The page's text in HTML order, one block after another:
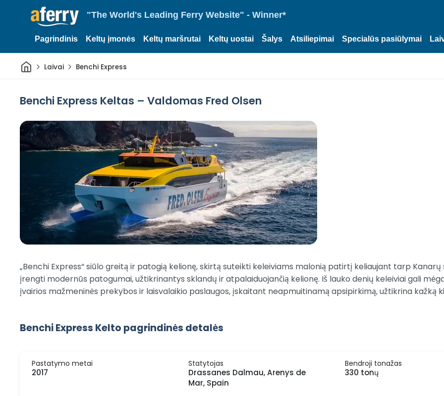
"The World's Leading Ferry Website" - Winner*
Pagrindinis Keltų įmonės Keltų maršrutai Keltų uostai Šalys Atsiliepimai Specialūs pasiūlymai
Pradžia
Laivai Benchi Express
Benchi Express Keltas – Valdomas Fred Olsen
„Benchi Express“ siūlo greitą ir patogią kelionę, skirtą suteikti keleiviams malonią patirtį keliaujant tarp
įrengti modernūs patogumai, užtikrinantys sklandų ir atpalaiduojančią kelionę. Iš lauko denių keleiviai gali
įvairios mažmeninės prekybos ir laisvalaikio paslaugos, įskaitant neapmuitinamą apsipirkimą, užtikrina kažką
Benchi Express Kelto pagrindinės detalės
Pastatymo metai
2017
Statytojas
Drassanes Dalmau, Arenys de
Mar, Spain
Bendroji tonažas
330 tonų